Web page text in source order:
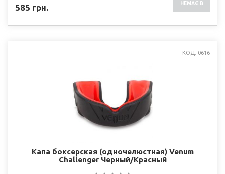
585 грн. НЕМАЄ В
КОД: 0616
Капа боксерская (одночелюстная) Venum
Challenger Черный/Красный